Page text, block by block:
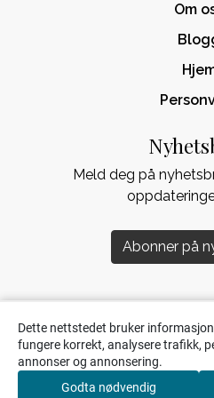
Dette nettstedet bruker
fungere korrekt, analysere trafikk,
annonser og annonsering.
Godta nødvendig
Om
Meld deg på
Abonner på